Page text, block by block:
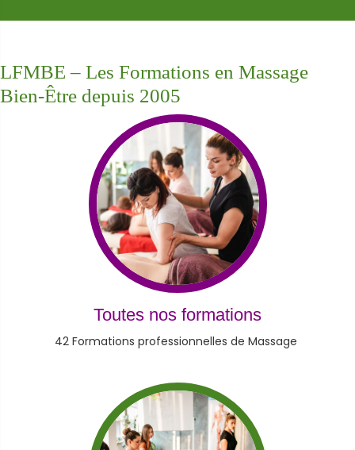
LFMBE – Les Formations en Massage
Bien-Être depuis 2005
Toutes nos formations
42 Formations professionnelles de Massage